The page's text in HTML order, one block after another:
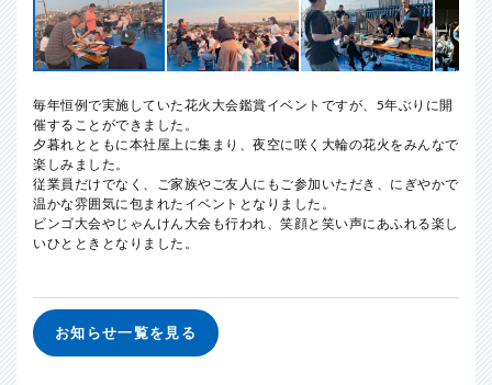
毎年恒例で実施していた花火大会鑑賞イベントですが、5年ぶりに開
催することができました。
夕暮れとともに本社屋上に集まり、夜空に咲く大輪の花火をみんなで
楽しみました。
従業員だけでなく、ご家族やご友人にもご参加いただき、にぎやかで
温かな雰囲気に包まれたイベントとなりました。
ビンゴ大会やじゃんけん大会も行われ、笑顔と笑い声にあふれる楽し
いひとときとなりました。
お知らせ一覧を見る